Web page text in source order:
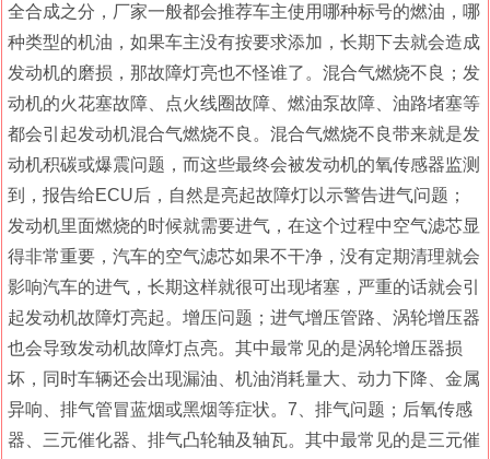
全合成之分，厂家一般都会推荐车主使用哪种标号的燃油，哪
种类型的机油，如果车主没有按要求添加，长期下去就会造成
发动机的磨损，那故障灯亮也不怪谁了。混合气燃烧不良；发
动机的火花塞故障、点火线圈故障、燃油泵故障、油路堵塞等
都会引起发动机混合气燃烧不良。混合气燃烧不良带来就是发
动机积碳或爆震问题，而这些最终会被发动机的氧传感器监测
到，报告给ECU后，自然是亮起故障灯以示警告进气问题；
发动机里面燃烧的时候就需要进气，在这个过程中空气滤芯显
得非常重要，汽车的空气滤芯如果不干净，没有定期清理就会
影响汽车的进气，长期这样就很可出现堵塞，严重的话就会引
起发动机故障灯亮起。增压问题；进气增压管路、涡轮增压器
也会导致发动机故障灯点亮。其中最常见的是涡轮增压器损
坏，同时车辆还会出现漏油、机油消耗量大、动力下降、金属
异响、排气管冒蓝烟或黑烟等症状。7、排气问题；后氧传感
器、三元催化器、排气凸轮轴及轴瓦。其中最常见的是三元催